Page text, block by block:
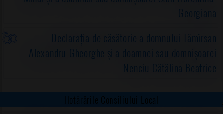
Georgiana
Declarația de căsătorie a domnului Tămîrsan
Alexandru-Gheorghe și a doamnei sau domnișoarei
Nenciu Cătălina Beatrice
Hotărârile Consiliului Local